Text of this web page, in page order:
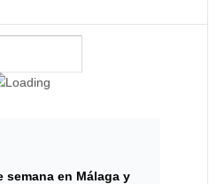
semana en Málaga y